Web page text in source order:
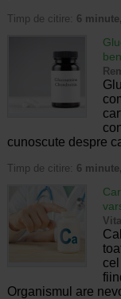
Timp de citire: 6
cunoscute despre
Timp de citire: 6
Organismul are